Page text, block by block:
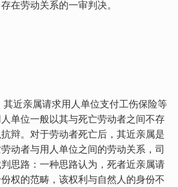
在劳动关系的一审判决。
亲属请求用人单位支付工伤保险等
单位一般以其与死亡劳动者之间不存
辩。对于劳动者死亡后，其近亲属是
动者与用人单位之间的劳动关系，司
思路：一种思路认为，死者近亲属请
权的范畴，该权利与自然人的身份不